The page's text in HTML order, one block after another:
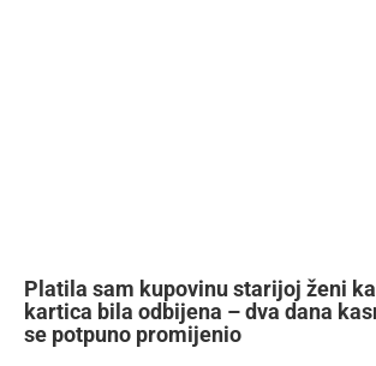
Platila sam kupovinu starijoj ženi
kartica bila odbijena – dva dana
se potpuno promijenio